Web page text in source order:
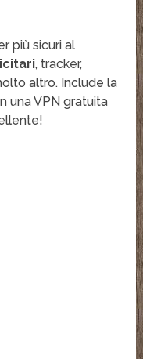
più sicuri al
, tracker,
altro. Include la
una VPN gratuita